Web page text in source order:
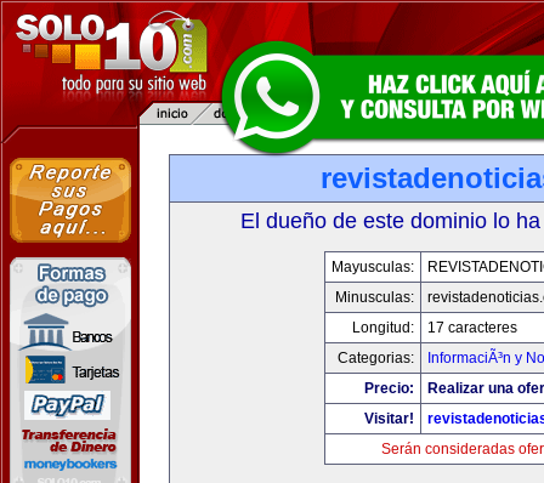
El dueño de este dominio lo
Mayusculas:
Minusculas:
Longitud:
17 caracteres
Categorias:
InformaciÃ³n y
Precio:
Realizar una
Visitar!
Serán consideradas